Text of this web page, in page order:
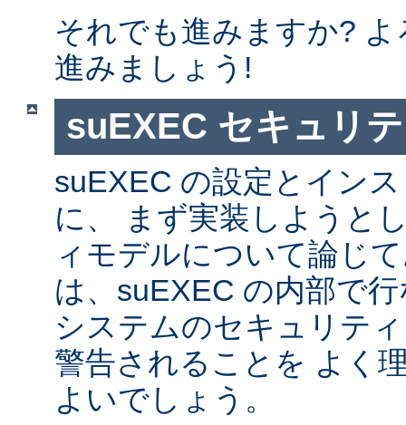
それでも進みますか?
進みましょう!
suEXEC セキュリ
suEXEC の設定とイン
に、 まず実装しようと
ィモデルについて論じ
は、suEXEC の内部で
システムのセキュリテ
警告されることを よく
よいでしょう。